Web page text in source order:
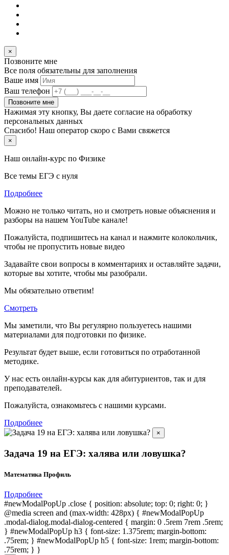
×
Позвоните мне
Все поля обязательны для заполнения
Ваше имя
Ваш телефон
Позвоните мне
Нажимая эту кнопку, Вы даете согласие на обработку
персональных данных
Спасибо! Наш оператор скоро с Вами свяжется
×
Наш онлайн-курс по Физике
Все темы ЕГЭ с нуля
Подробнее
Можно не только читать, но и смотреть новые объяснения и
разборы на нашем YouTube канале!
Пожалуйста, подпишитесь на канал и нажмите колокольчик,
чтобы не пропустить новые видео
Задавайте свои вопросы в комментариях и оставляйте задачи,
которые вы хотите, чтобы мы разобрали.
Мы обязательно ответим!
Смотреть
Мы заметили, что Вы регулярно пользуетесь нашими
материалами для подготовки по физике.
Результат будет выше, если готовиться по отработанной
методике.
У нас есть онлайн-курсы как для абитуриентов, так и для
преподавателей.
Пожалуйста, ознакомьтесь с нашими курсами.
Подробнее
×
Задача 19 на ЕГЭ: халява или ловушка?
Математика Профиль
Подробнее
#newModalPopUp .close { position: absolute; top: 0; right: 0; }
@media screen and (max-width: 428px) { #newModalPopUp
.modal-dialog.modal-dialog-centered { margin: 0 .5rem 7rem .5rem;
} #newModalPopUp h3 { font-size: 1.375rem; margin-bottom:
.75rem; } #newModalPopUp h5 { font-size: 1rem; margin-bottom:
.75rem; } }